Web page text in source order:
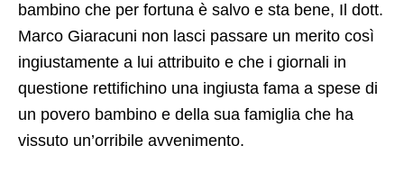
bambino che per fortuna è salvo e sta bene, Il dott.
Marco Giaracuni non lasci passare un merito così
ingiustamente a lui attribuito e che i giornali in
questione rettifichino una ingiusta fama a spese di
un povero bambino e della sua famiglia che ha
vissuto un’orribile avvenimento.